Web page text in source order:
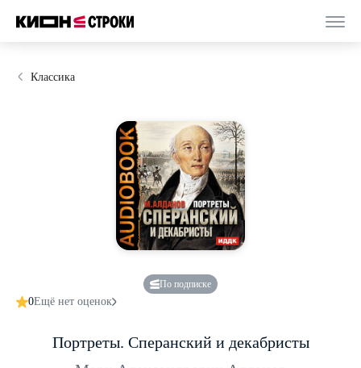
Классика
По подписке
0Ещё нет оценок
Портреты. Сперанский и декабристы